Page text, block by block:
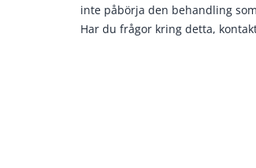
inte påbörja den behandling
Har du frågor kring detta,